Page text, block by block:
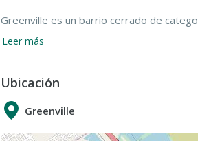
Greenville es un barrio cerrado de
centro, con seguridad 24 hs, amplios
primer nivel. Entre sus amenities se
caminatas. Ideal para quienes buscan
naturaleza.
¿Estas interesado/a? Comunicate por
para obtener más información y pactar
Leer más
Ubicación
Greenville